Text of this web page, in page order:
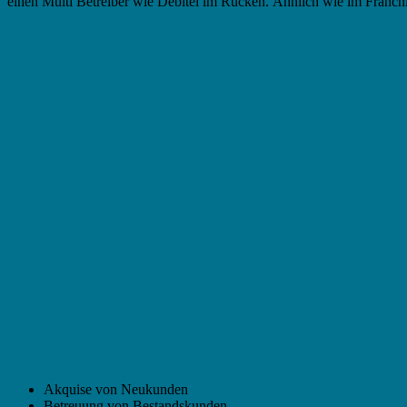
Akquise von Neukunden